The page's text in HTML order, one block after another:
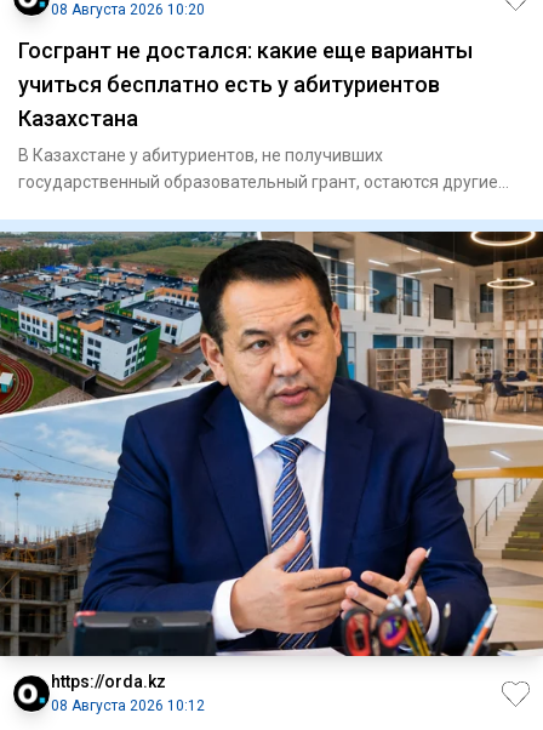
08 Августа 2026 10:20
Госгрант не достался: какие еще варианты
учиться бесплатно есть у абитуриентов
Казахстана
В Казахстане у абитуриентов, не получивших
государственный образовательный грант, остаются другие
https://orda.kz
08 Августа 2026 10:12